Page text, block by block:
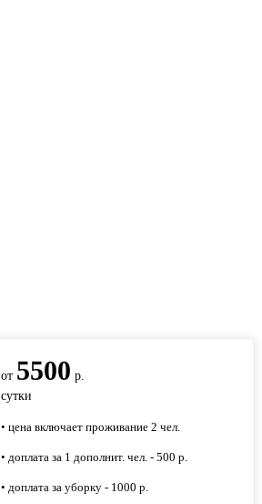
от 5500 р.
сутки
• цена включает проживание 2 чел.
• доплата за 1 дополнит. чел. - 500 р.
• доплата за уборку - 1000 р.